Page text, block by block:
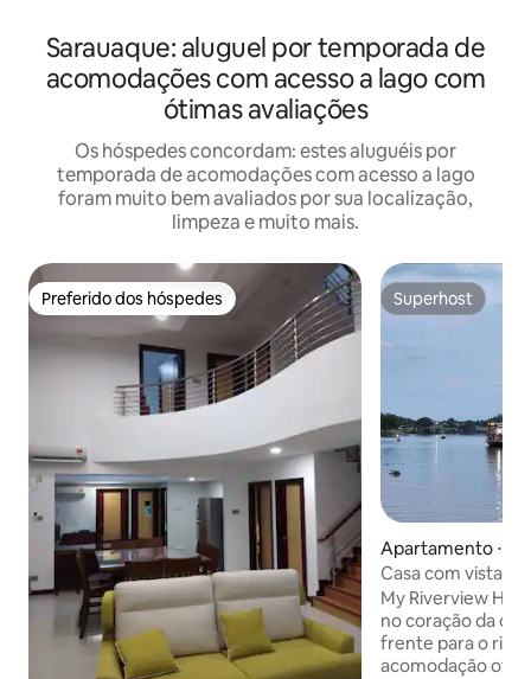
Sarauaque: aluguel por temporada de
acomodações com acesso a lago com
ótimas avaliações
Os hóspedes concordam: estes aluguéis por
temporada de acomodações com acesso a lago
foram muito bem avaliados por sua localização,
limpeza e muito mais.
Preferido dos hóspedes
Preferido dos hóspedes Superhost
Superhost
Apartamento ⋅
Casa com vista
KCH
My Riverview
no coração da
frente para o rio
acomodação